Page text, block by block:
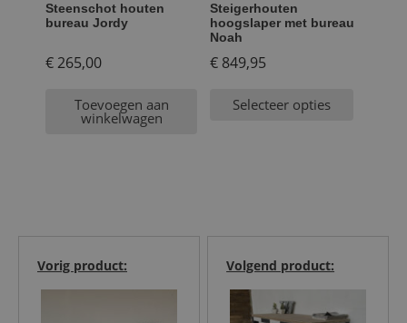
Steenschot houten
bureau Jordy
€265,00
Toevoegen aan
winkelwagen
Steigerhouten
hoogslaper met bureau
Noah
€849,95
Selecteer opties
Volgend product:
Vorig product: